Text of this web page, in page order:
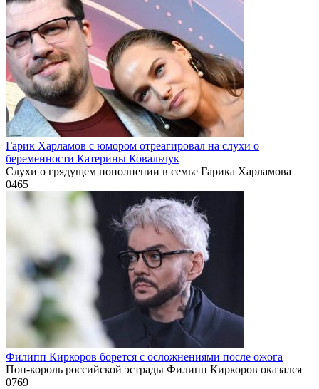
Гарик Харламов с юмором отреагировал на слухи о
беременности Катерины Ковальчук
Слухи о грядущем пополнении в семье Гарика Харламова
0465
Филипп Киркоров борется с осложнениями после ожога
Поп-король российской эстрады Филипп Киркоров оказался
0769